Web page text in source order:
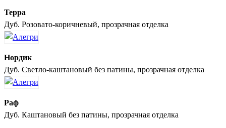
Терра
Дуб. Розовато-коричневый, прозрачная отделка
Нордик
Дуб. Светло-каштановый без патины, прозрачная отделка
Раф
Дуб. Каштановый без патины, прозрачная отделка